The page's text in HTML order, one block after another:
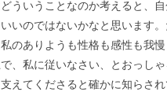
ういうことなのか考えると、
いのではないかなと思います
のありようも性格も感性も我
、私に従いなさい、とおっし
てくださると確かに知らされ